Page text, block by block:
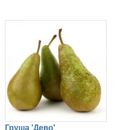
Груша 'Дево'